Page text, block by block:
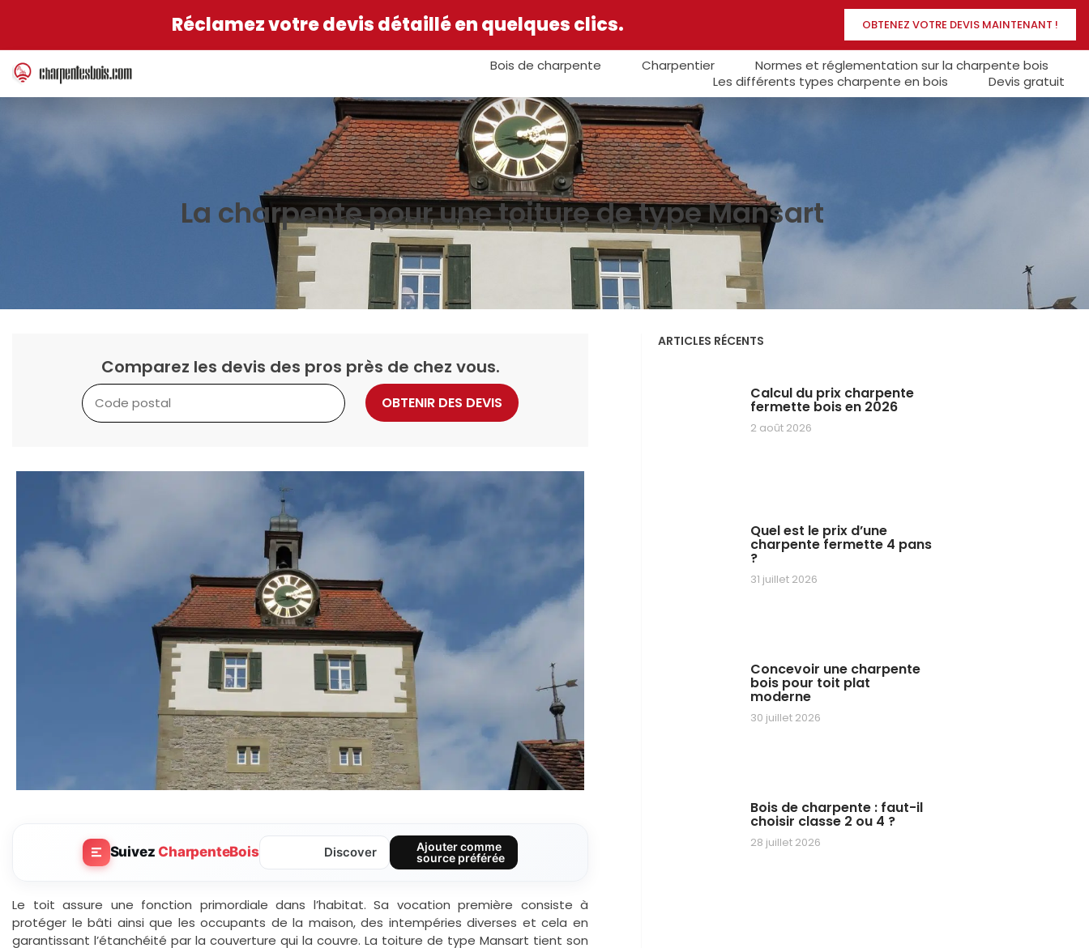
Réclamez votre devis détaillé en quelques clics. OBTENEZ VOTRE DEVIS MAINTENANT !
Bois de charpente Charpentier
Normes et réglementation sur la charpente bois
Les différents types charpente en bois
Devis gratuit
La charpente pour une toiture de type Mansart
Comparez les devis des pros près de chez vous.
OBTENIR DES DEVIS
SuivezCharpenteBois Discover
Ajouter comme
source préférée
Le toit assure une fonction primordiale dans l’habitat. Sa vocation première consiste à
protéger le bâti ainsi que les occupants de la maison, des intempéries diverses et cela en
garantissant l’étanchéité par la couverture qui la couvre. La toiture de type Mansart tient son
ARTICLES RÉCENTS
Calcul du prix charpente
fermette bois en 2026
2 août 2026
Quel est le prix d’une
charpente fermette 4 pans
?
31 juillet 2026
Concevoir une charpente
bois pour toit plat
moderne
30 juillet 2026
Bois de charpente : faut-il
choisir classe 2 ou 4 ?
28 juillet 2026